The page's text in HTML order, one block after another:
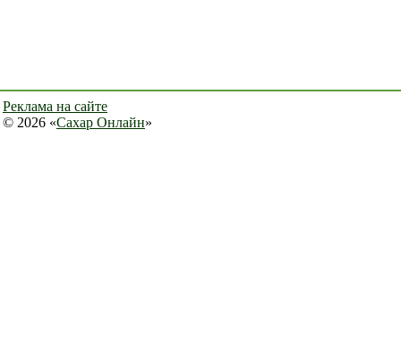
Реклама на сайте
© 2026 «Сахар Онлайн»